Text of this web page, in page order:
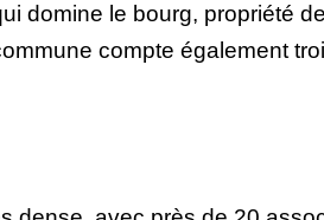
domine le bourg, propriété
compte également